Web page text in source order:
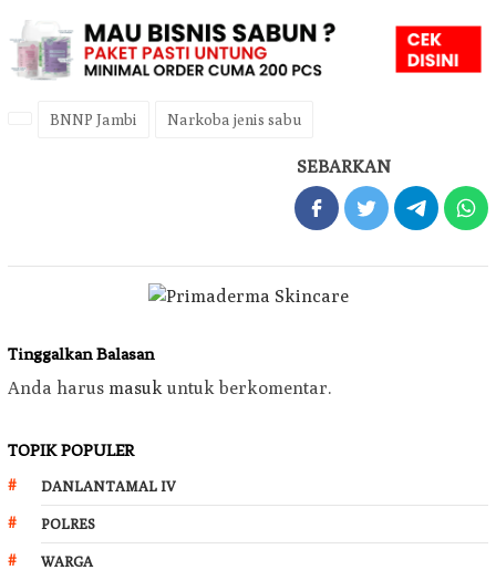
BNNP Jambi Narkoba jenis sabu
SEBARKAN
Tinggalkan Balasan
Anda harus masuk untuk berkomentar.
TOPIK POPULER
DANLANTAMAL IV
POLRES
WARGA